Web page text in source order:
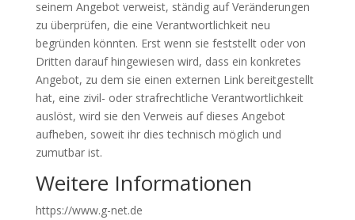
seinem Angebot verweist, ständig auf Veränderungen
zu überprüfen, die eine Verantwortlichkeit neu
begründen könnten. Erst wenn sie feststellt oder von
Dritten darauf hingewiesen wird, dass ein konkretes
Angebot, zu dem sie einen externen Link bereitgestellt
hat, eine zivil- oder strafrechtliche Verantwortlichkeit
auslöst, wird sie den Verweis auf dieses Angebot
aufheben, soweit ihr dies technisch möglich und
zumutbar ist.
Weitere Informationen
https://www.g-net.de